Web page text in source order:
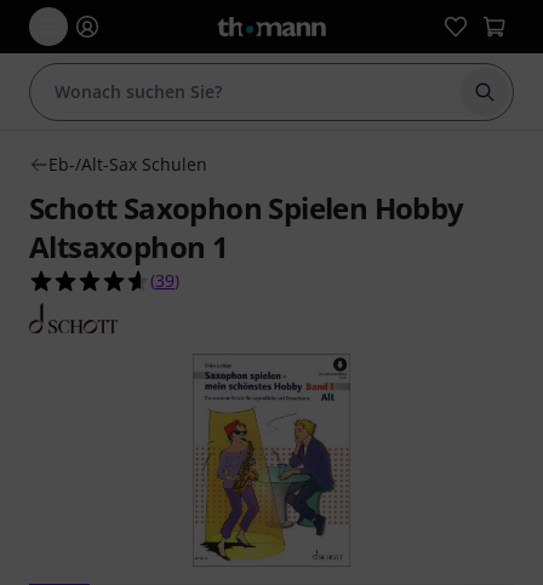
Suche
Eb-/Alt-Sax Schulen
Schott Saxophon Spielen Hobby
Altsaxophon 1
4.6 von 5 Sternen aus 39 Kundenbewertungen
(39)